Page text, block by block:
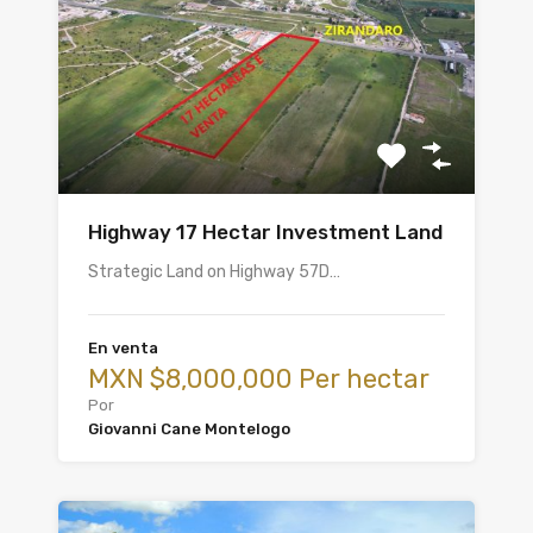
Highway 17 Hectar Investment Land
Strategic Land on Highway 57D…
En venta
MXN $8,000,000 Per hectar
Por
Giovanni Cane Montelogo